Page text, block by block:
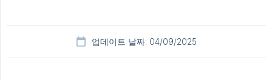
업데이트 날짜: 04/09/2025